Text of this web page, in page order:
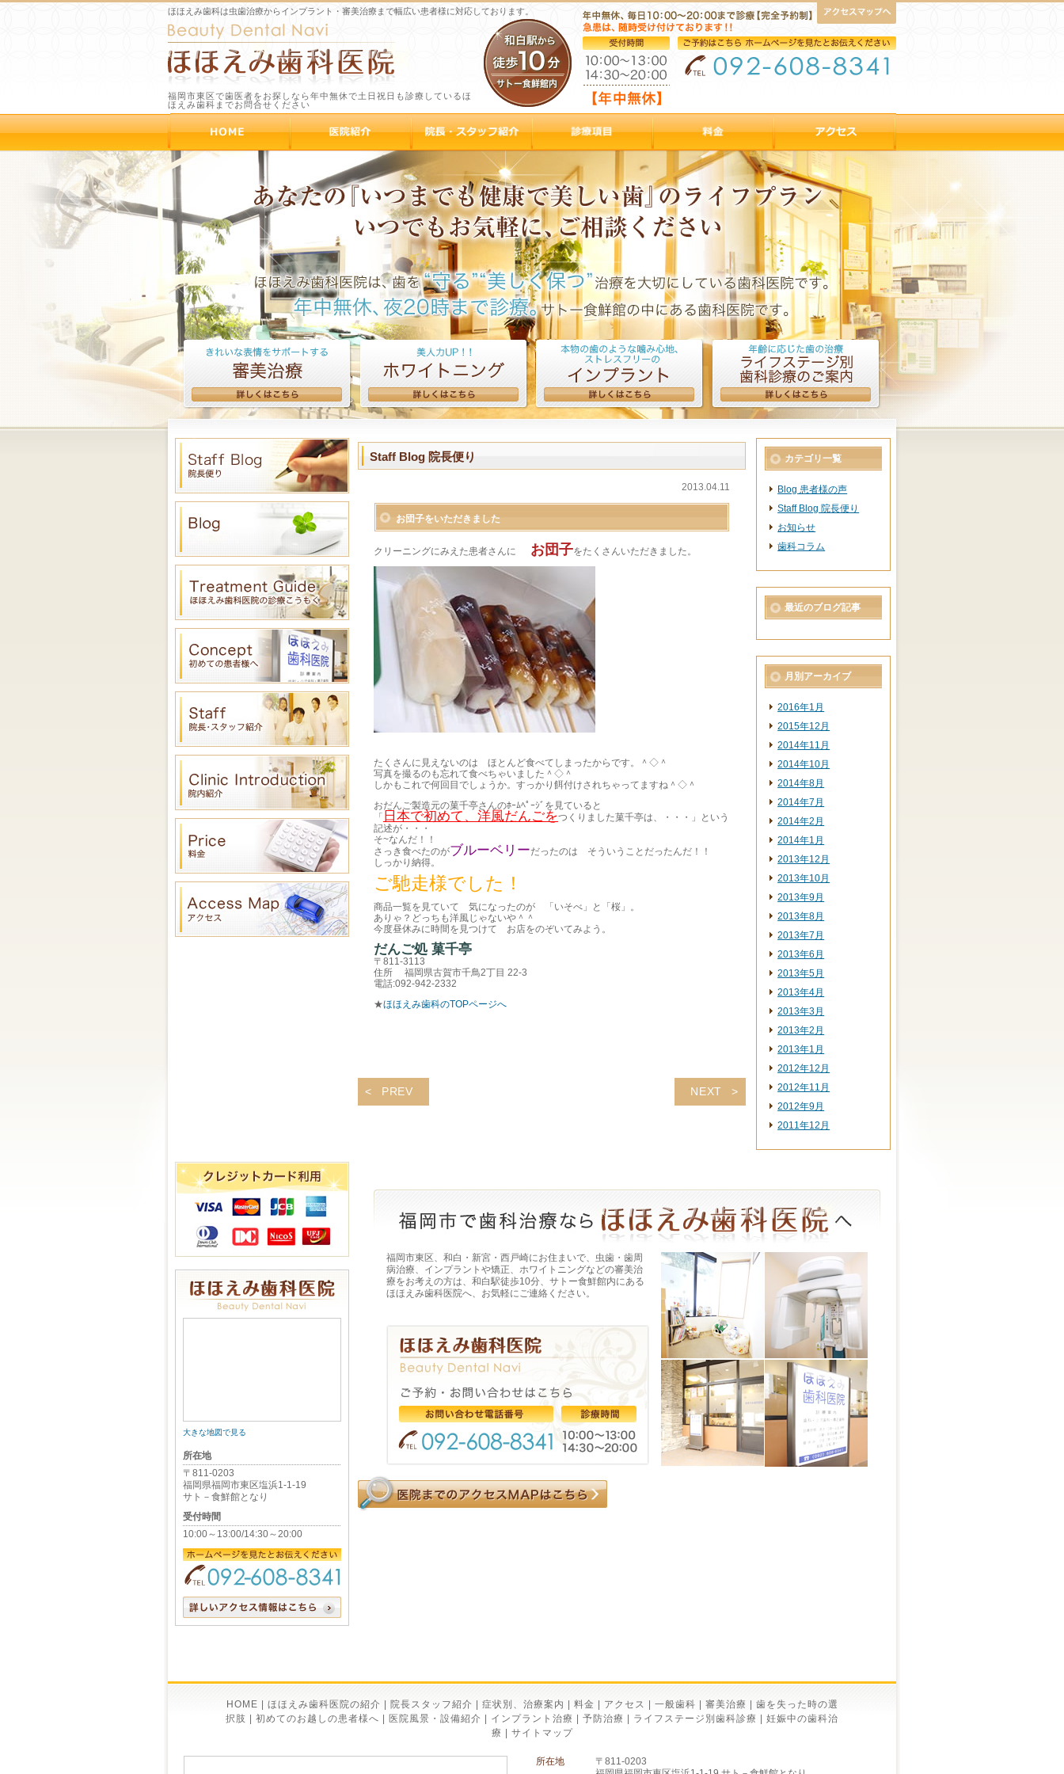
ほほえみ歯科は虫歯治療からインプラント・審美治療まで幅広い患者様に対応しております。
福岡市東区で歯医者をお探しなら年中無休で土日祝日も診療しているほ
ほえみ歯科までお問合せください
Staff Blog 院長便り
2013.04.11
お団子をいただきました
クリーニングにみえた患者さんに お団子をたくさんいただきました。
たくさんに見えないのは ほとんど食べてしまったからです。＾◇＾
写真を撮るのも忘れて食べちゃいました＾◇＾
しかもこれで何回目でしょうか。すっかり餌付けされちゃってますね＾◇＾
おだんご製造元の菓千亭さんのﾎｰﾑﾍﾟｰｼﾞを見ていると
「 日本で初めて、洋風だんごをつくりました菓千亭は、・・・」という
記述が・・・
そ~なんだ！！
さっき食べたのがブルーベリーだったのは そういうことだったんだ！！
しっかり納得。
ご馳走様でした！
商品一覧を見ていて 気になったのが 「いそべ」と「桜」。
ありゃ？どっちも洋風じゃないや＾＾ゞ
今度昼休みに時間を見つけて お店をのぞいてみよう。
だんご処 菓千亭
〒811-3113
住所 福岡県古賀市千鳥2丁目 22-3
電話:092-942-2332
★ほほえみ歯科のTOPページへ
PREV NEXT
カテゴリ一覧
Blog 患者様の声
Staff Blog 院長便り
お知らせ
歯科コラム
最近のブログ記事
月別アーカイブ
2016年1月
2015年12月
2014年11月
2014年10月
2014年8月
2014年7月
2014年2月
2014年1月
2013年12月
2013年10月
2013年9月
2013年8月
2013年7月
2013年6月
2013年5月
2013年4月
2013年3月
2013年2月
2013年1月
2012年12月
2012年11月
2012年9月
2011年12月
福岡市東区、和白・新宮・西戸崎にお住まいで、虫歯・歯周
病治療、インプラントや矯正、ホワイトニングなどの審美治
療をお考えの方は、和白駅徒歩10分、サトー食鮮館内にある
ほほえみ歯科医院へ、お気軽にご連絡ください。
大きな地図で見る
所在地
〒811-0203
福岡県福岡市東区塩浜1-1-19
サト－食鮮館となり
受付時間
10:00～13:00/14:30～20:00
HOME ほほえみ歯科医院の紹介 院長スタッフ紹介 症状別、治療案内 料金 アクセス 一般歯科 審美治療
歯を失った時の選
択肢
初めてのお越しの患者様へ 医院風景・設備紹介 インプラント治療 予防治療 ライフステージ別歯科診療
妊娠中の歯科治
療
サイトマップ
所在地
〒811-0203